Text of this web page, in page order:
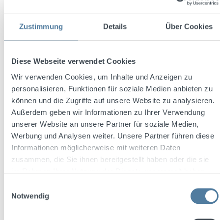
Zustimmung Details Über Cookies
Diese Webseite verwendet Cookies
Wir verwenden Cookies, um Inhalte und Anzeigen zu
personalisieren, Funktionen für soziale Medien anbieten zu
können und die Zugriffe auf unsere Website zu analysieren.
Außerdem geben wir Informationen zu Ihrer Verwendung
unserer Website an unsere Partner für soziale Medien,
Werbung und Analysen weiter. Unsere Partner führen diese
Informationen möglicherweise mit weiteren Daten
zusammen, die Sie ihnen bereitgestellt haben oder die sie
Notwendig
Inhalt:0.33 Liter(5,42 € / 1 Liter)
Regulärer Preis:
1,79 €
zzgl. 0,08 € Pfand
Preise inkl. MwSt. zzgl. Versandkosten
%Rabatt